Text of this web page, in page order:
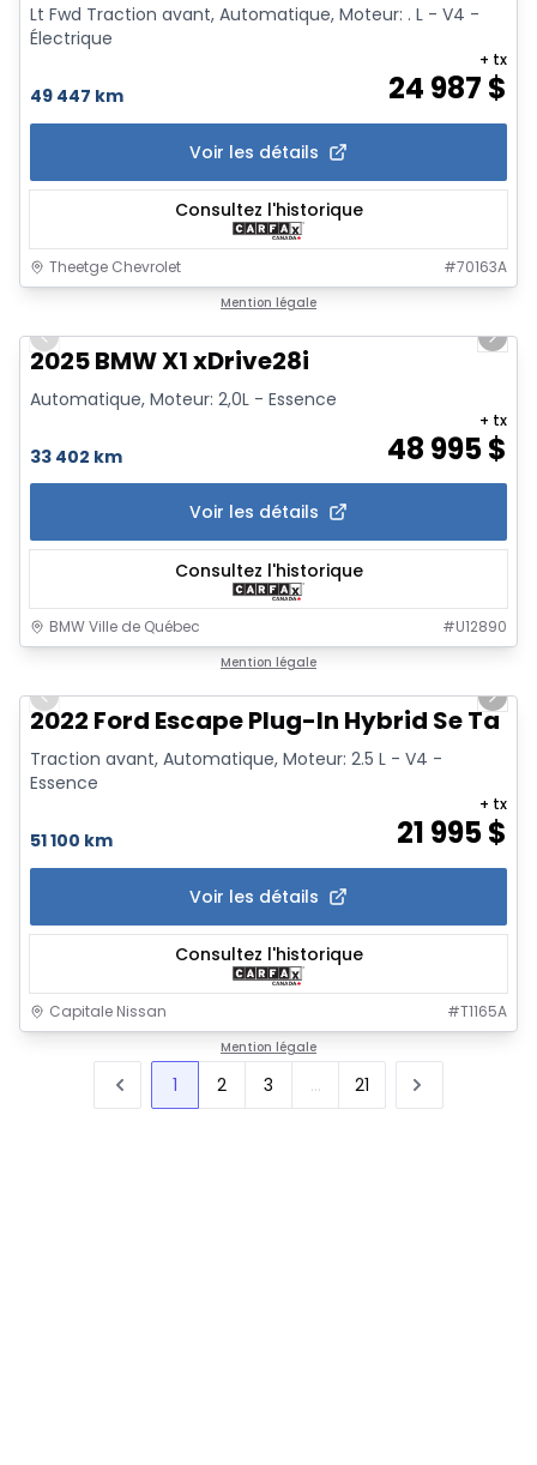
Lt Fwd Traction avant, Automatique, Moteur: . L - V4 -
Électrique
49 447 km 24 987 $
+ tx
Voir les détails
Consultez l'historique
Theetge Chevrolet #70163A
Mention légale
Previous slide
Next
2025 BMW X1 xDrive28i
Automatique, Moteur: 2,0L - Essence
33 402 km 48 995$
+ tx
Voir les détails
Consultez l'historique
BMW Ville de Québec #U12890
Mention légale
Previous slide
Next
2022 Ford Escape Plug-In Hybrid Se Ta
Traction avant, Automatique, Moteur: 2.5 L - V4 -
Essence
51 100 km 21 995$
+ tx
Voir les détails
Consultez l'historique
Capitale Nissan #T1165A
Mention légale
1 2 3 ... 21